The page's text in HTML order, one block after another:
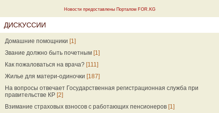
Новости предоставлены Порталом FOR.KG
ДИСКУССИИ
Домашние помощники [1]
Звание должно быть почетным [1]
Как пожаловаться на врача? [111]
Жилье для матери-одиночки [187]
На вопросы отвечает Государственная регистрационная служба при
правительстве КР [2]
Взимание страховых взносов с работающих пенсионеров [1]